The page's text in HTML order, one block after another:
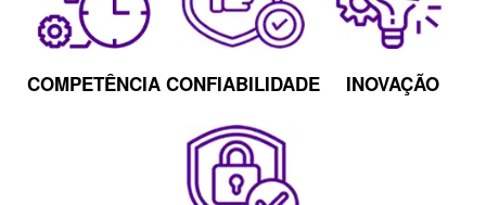
COMPETÊNCIA CONFIABILIDADE INOVAÇÃO